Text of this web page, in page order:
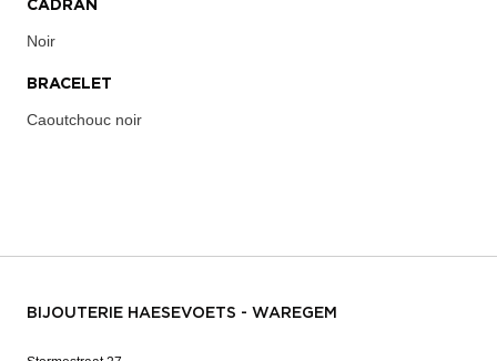
CADRAN
Noir
BRACELET
Caoutchouc noir
BIJOUTERIE HAESEVOETS - WAREGEM